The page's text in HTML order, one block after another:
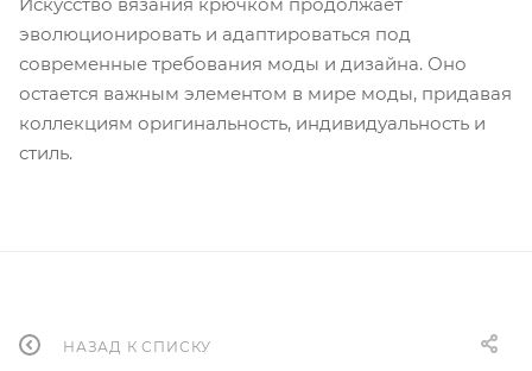
эволюционировать и адаптироваться под
современные требования моды и дизайна. Оно
остается важным элементом в мире моды, придавая
коллекциям оригинальность, индивидуальность и
стиль.
НАЗАД К СПИСКУ